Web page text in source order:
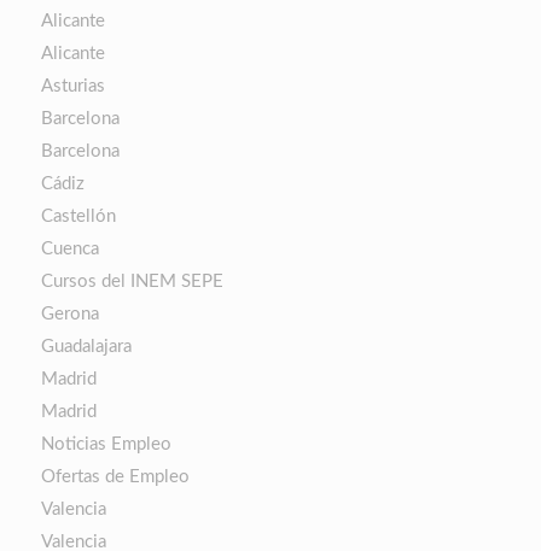
Alicante
Alicante
Asturias
Barcelona
Barcelona
Cádiz
Castellón
Cuenca
Cursos del INEM SEPE
Gerona
Guadalajara
Madrid
Madrid
Noticias Empleo
Ofertas de Empleo
Valencia
Valencia